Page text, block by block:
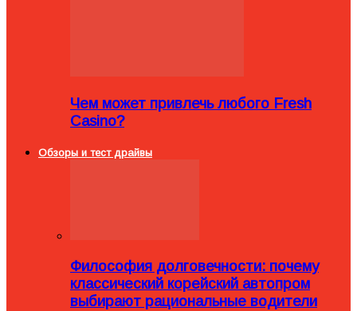
Чем может привлечь любого Fresh
Casino?
Обзоры и тест драйвы
Философия долговечности: почему
классический корейский автопром
выбирают рациональные водители